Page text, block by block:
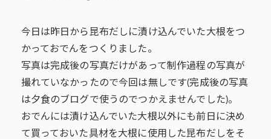
今日は昨日から昆布だしに漬け込んでいた大根をつ
かっておでんをつくりました。
写真は完成後の写真だけがあって制作過程の写真が
撮れていなかったので今回は無しです(完成後の写真
は夕食のブログで使うのでつかえませんでした)。
おでんには漬け込んでいた大根以外にも前日に決め
て買っておいた具材を大根に使用した昆布だしをそ